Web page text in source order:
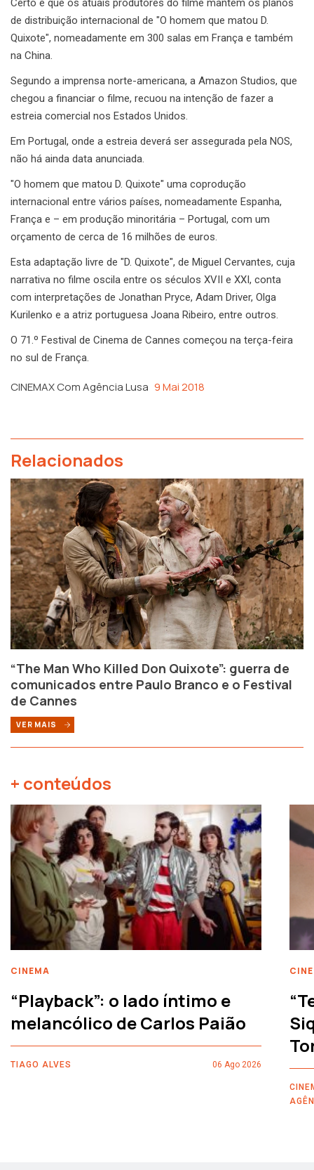
Certo é que os atuais produtores do filme mantêm os planos
de distribuição internacional de "O homem que matou D.
Quixote", nomeadamente em 300 salas em França e também
na China.
Segundo a imprensa norte-americana, a Amazon Studios, que
chegou a financiar o filme, recuou na intenção de fazer a
estreia comercial nos Estados Unidos.
Em Portugal, onde a estreia deverá ser assegurada pela NOS,
não há ainda data anunciada.
"O homem que matou D. Quixote" uma coprodução
internacional entre vários países, nomeadamente Espanha,
França e – em produção minoritária – Portugal, com um
orçamento de cerca de 16 milhões de euros.
Esta adaptação livre de "D. Quixote", de Miguel Cervantes, cuja
narrativa no filme oscila entre os séculos XVII e XXI, conta
com interpretações de Jonathan Pryce, Adam Driver, Olga
Kurilenko e a atriz portuguesa Joana Ribeiro, entre outros.
O 71.º Festival de Cinema de Cannes começou na terça-feira
no sul de França.
CINEMAX Com Agência Lusa 9 Mai 2018
Relacionados
“The Man Who Killed Don Quixote”: guerra de
comunicados entre Paulo Branco e o Festival
de Cannes
VER MAIS
+ conteúdos
CINEMA
“Playback”: o lado íntimo e
melancólico de Carlos Paião
TIAGO ALVES 06 Ago 2026